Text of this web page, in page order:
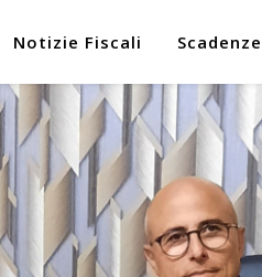
Notizie Fiscali Scadenze